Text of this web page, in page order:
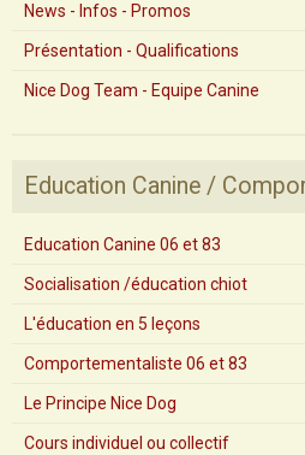
News - Infos - Promos
Présentation - Qualifications
Nice Dog Team - Equipe Canine
Education Canine /
Education Canine 06 et 83
Socialisation /éducation chiot
L'éducation en 5 leçons
Comportementaliste 06 et 83
Le Principe Nice Dog
Cours individuel ou collectif